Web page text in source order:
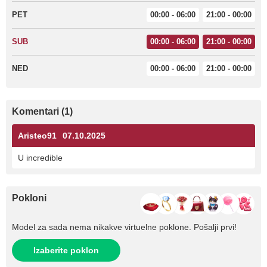
PET 00:00 - 06:00 21:00 - 00:00
SUB 00:00 - 06:00 21:00 - 00:00
NED 00:00 - 06:00 21:00 - 00:00
Komentari (1)
Aristeo91 07.10.2025
U incredible
Pokloni
Model za sada nema nikakve virtuelne poklone. Pošalji prvi!
Izaberite poklon